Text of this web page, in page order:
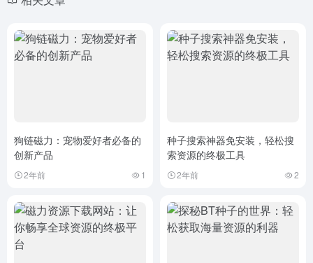
狗链磁力：宠物爱好者必备的
创新产品
2年前 1
种子搜索神器免安装，轻松搜
索资源的终极工具
2年前 2